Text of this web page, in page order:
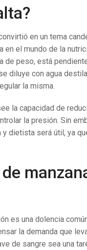
en un tema
el mundo de la
de peso, está
diluye con agua
la misma.
la capacidad de
la presión. Sin
dietista será útil, ya
es una dolencia
la demanda que
de sangre sea una